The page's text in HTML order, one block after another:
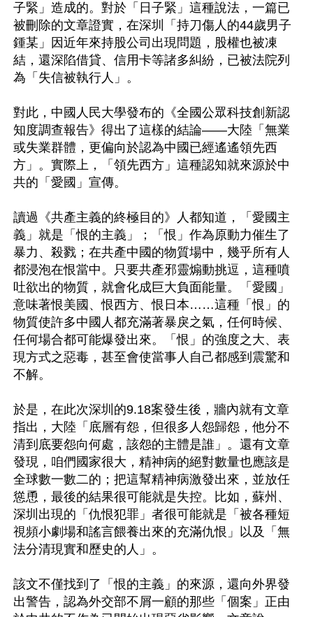
子緊」造成的。對於「日子緊」這種說法，一篇已
被刪除的文章證實，在深圳「持刀傷人的44歲男子
鍾某」因近年來持股公司出現問題，股權也被凍
結，還深陷借貸、信用卡等諸多糾紛，已被法院列
為「失信被執行人」。
對此，中國人民大學發布的《全國公眾科技創新認
知度調查報告》得出了這樣的結論——大陸「無業
或失業群體，更偏向於認為中國已經遙遙領先西
方」。實際上，「領先西方」這種認知就來源於中
共的「愛國」宣傳。
讀過《共產主義的終極目的》人都知道，「愛國主
義」就是「恨的主義」；「恨」作為原動力催生了
暴力、殺戮；在共產中國的物質場中，幾乎所有人
都浸泡在恨當中。只要共產邪靈煽動挑逗，這種噴
吐欲出的物質，就會化成巨大負面能量。「愛國」
意味著恨美國、恨西方、恨日本……這種「恨」的
物質使許多中國人都充滿著暴戾之氣，任何時候、
任何場合都可能爆發出來。「恨」的強度之大、表
現方式之惡毒，甚至會使當事人自己都感到震驚和
不解。
於是，在此次深圳的9.18案發生後，牆內就有文章
指出，大陸「底層有怨，但很多人怨歸怨，他分不
清到底要怨向何處，該怨的主體是誰」。還有文章
發現，咱們國家很大，精神病的絕對數量也應該是
全球數一數二的；把這幫精神病激發出來，並放任
慫恿，最後的結果很可能就是失控。比如，蘇州、
深圳出現的「仇恨犯罪」者很可能就是「被各種短
視頻小劇場和謠言餵養出來的充滿仇恨」以及「無
法分清現實和歷史的人」。
該文不僅找到了「恨的主義」的來源，還向外界發
出警告，認為外交部不屑一顧的那些「個案」正由